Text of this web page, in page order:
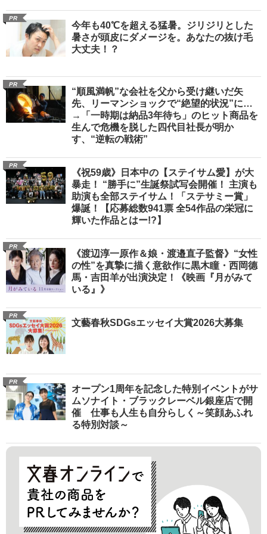
PR
今年も40℃を超える猛暑。ジリジリとした
暑さが頭皮にダメージを。あなたの抜け毛
大丈夫！？
PR
“順風満帆”な会社を父から受け継いだ矢
先、リーマンショックで“絶望的状況”に…
→「一時期は納品3年待ち」のヒット商品を
生んで危機を脱した四代目社長が明か
す、“逆転の戦術”
PR
《祝59歳》日本中の【ステイサム愛】が大
暴走！ “勝手に”生誕祭試写会開催！ 主演も
助演も全部ステイサム！「ステサミー賞」
爆誕！【応募総数941票 全54作品の栄冠に
輝いた作品とはー!?】
PR
《渡辺淳一原作＆娘・渡邉直子監督》“女性
の性”を真摯に描く意欲作に黒木瞳・西岡德
馬・吉田羊が出演決定！《映画『月がみて
いる』》
PR
文藝春秋SDGsエッセイ大賞2026大募集
PR
オープン1周年を記念した特別イベントがサ
ムソナイト・ブラックレーベル銀座店で開
催 仕事も人生も自分らしく～笑顔あふれ
る特別対談～